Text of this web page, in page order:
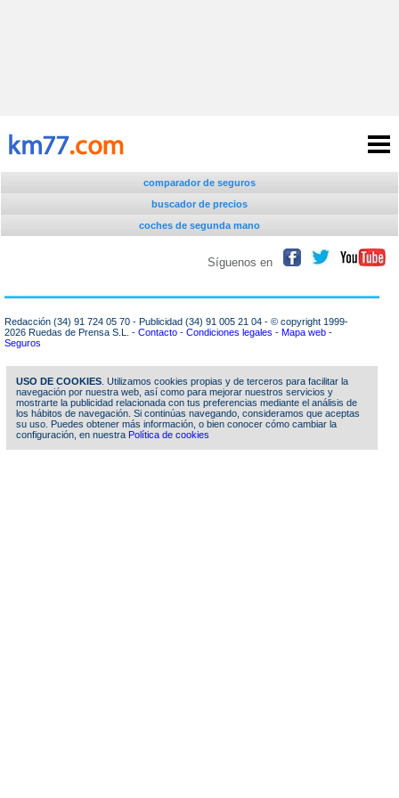
comparador de seguros
buscador de precios
coches de segunda mano
blogs
seguros
otras secciones
Síguenos en
Redacción (34) 91 724 05 70 - Publicidad (34) 91 005 21 04 - © copyright 1999-
2026 Ruedas de Prensa S.L. - Contacto - Condiciones legales - Mapa web -
Seguros
USO DE COOKIES. Utilizamos cookies propias y de terceros para facilitar la
navegación por nuestra web, así como para mejorar nuestros servicios y
mostrarte la publicidad relacionada con tus preferencias mediante el análisis de
los hábitos de navegación. Si continúas navegando, consideramos que aceptas
su uso. Puedes obtener más información, o bien conocer cómo cambiar la
configuración, en nuestra Política de cookies